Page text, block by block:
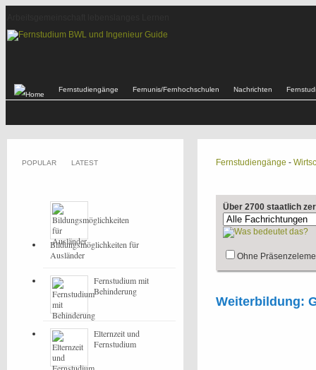
Fernstudiengänge Fernunis/Fernhochschulen Nachrichten
Fernstudiengänge -
Über 2700 staatlich
Ohne
Weiterbildung:
POPULAR LATEST
Bildungsmöglichkeiten für
Ausländer
Fernstudium mit
Behinderung
Elternzeit und
Fernstudium